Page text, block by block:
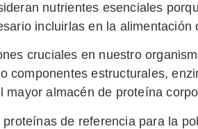
nutrientes esenciales
incluirlas en la alimentación
cruciales en nuestro
componentes estructurales,
mayor almacén de proteína
de referencia para la